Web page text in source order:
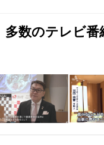
多数のテレビ番